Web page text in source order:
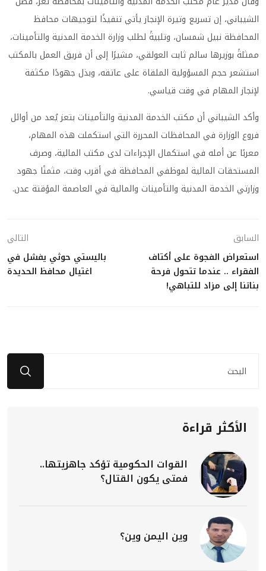
الشيباني، إن تسريع وتيرة الإنجاز يأتي تنفيذًا لتوجيهات محافظ
المحافظة نبيل شمسان، وتلبيةً لطلب وزارة الخدمة المدنية والتأمينات،
ممثلةً بوزيرها سالم ثابت العولقي، مشيرًا إلى أن فريق العمل بالمكتب
استشعر حجم المسؤولية الملقاة على عاتقه، وبذل جهودًا مكثفة
لإنجاز المهام في وقت قياسي.
وأكد الشيباني أن مكتب الخدمة المدنية والتأمينات بتعز يُعد من أوائل
فروع الوزارة في المحافظات المحررة التي استكملت هذه المهام،
معربًا عن أمله في استكمال الإجراءات لدى مكتب المالية، وصرف
المستحقات المالية لموظفي المحافظة في أقرب وقت، مثمنًا جهود
وزارتي الخدمة المدنية والتأمينات والمالية في العاصمة المؤقتة عدن.
السابق
استعراض الفجوة على أكتاف
الفقراء .. عندما تتحول فرحة
بناتنا إلى مزاد للتباهي!
التالي
باليستي حوثي يفشل في
اغتيال محافظ الحديدة
الأكثر قراءة
القوات الحكومية تؤكد جاهزيتها..
فمتى يكون القتال؟
وين اليمن وين؟